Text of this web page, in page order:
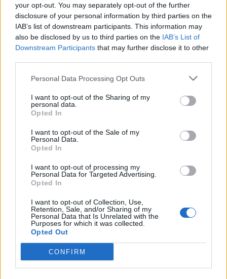
your opt-out. You may separately opt-out of the further
disclosure of your personal information by third parties on the
IAB’s list of downstream participants. This information may
also be disclosed by us to third parties on the IAB’s List of
Downstream Participants that may further disclose it to other
Personal Data Processing Opt Outs
I want to opt-out of the Sharing of my
personal data.
Opted In
I want to opt-out of the Sale of my
Personal Data.
Opted In
I want to opt-out of processing my
Personal Data for Targeted Advertising.
Opted In
I want to opt-out of Collection, Use,
Retention, Sale, and/or Sharing of my
Personal Data that Is Unrelated with the
Purposes for which it was collected.
Opted Out
CONFIRM
ΠΕΡΙΣΣΟΤΕΡΑ
Διακόσμηση
Auto